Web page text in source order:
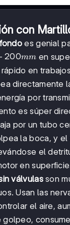
con
es genial
200mm en
en
directamente
por
es súper
por un tubo
la boca, y el
el
en
válvulasson
Usan las
el aire,